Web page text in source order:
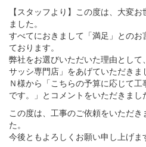
【スタッフより】この度は、大変
ました。
すべてにおきまして「満足」との
ております。
弊社をお選びいただいた理由として
サッシ専門店」をあげていただきま
Ｎ様から「こちらの予算に応じて
です。」とコメントをいただきまし
この度は、工事のご依頼をいただ
た。
今後ともよろしくお願い申し上げま